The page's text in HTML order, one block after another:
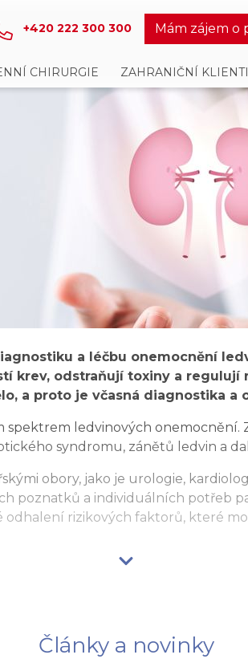
+420 222 300 300 Mám zájem o
CHIRURGIE ZAHRANIČNÍ KLIENTI
a léčbu onemocnění
krev, odstraňují toxiny a
a proto je včasná diagnostika a
ledvinových
syndromu, zánětů ledvin a
obory, jako je urologie,
poznatků a individuálních potřeb
odhalení rizikových faktorů, které
Články a novinky